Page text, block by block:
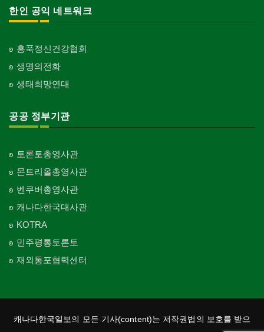
한인 공익 네트워크
홍푹정신건강협회
생명의전화
생태희망연대
공공 정부기관
토론토총영사관
몬트리올총영사관
벤쿠버총영사관
캐나다한국대사관
KOTRA
민주평통토론토
재외통포협력센터
캐나다한국일보의 모든 기사(content)는 저작권법의 보호를 받으